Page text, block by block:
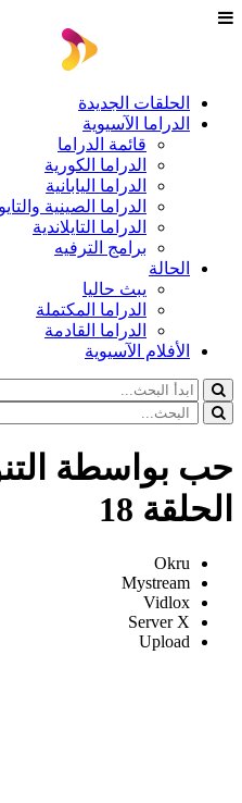
الحلقات الجديدة
الدراما الآسيوية
قائمة الدراما
الدراما الكورية
الدراما اليابانية
الدراما الصينية
الدراما التايلاندية
برامج الترفيه
الحالة
يبث حاليا
الدراما المكتملة
الدراما القادمة
الأفلام الآسيوية
حب بواسطة
الحلقة 18
Okru
Mystream
Vidlox
Server X
Upload